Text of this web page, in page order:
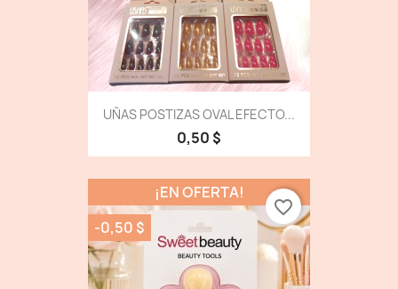
UÑAS POSTIZAS OVAL EFECTO...
0,50 $
¡EN OFERTA!
-0,50 $
favorite_border